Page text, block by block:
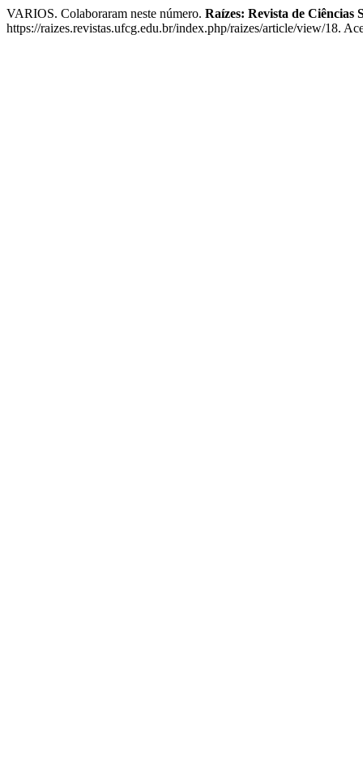
VARIOS. Colaboraram neste número. Raízes: Revista de Ciências
https://raizes.revistas.ufcg.edu.br/index.php/raizes/article/view/18.